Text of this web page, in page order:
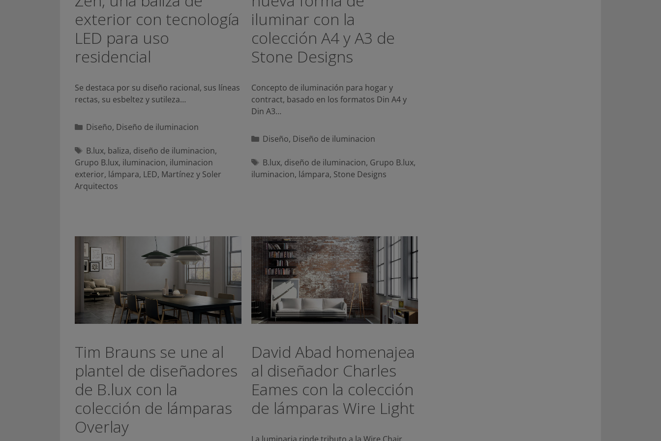
exterior con tecnología
LED para uso
residencial
Se destaca por su diseño racional, sus líneas
rectas, su esbeltez y sutileza…
Categorías
Diseño, Diseño de iluminacion
Etiquetas
B.lux, baliza, diseño de iluminacion,
Grupo B.lux, iluminacion, iluminacion
exterior, lámpara, LED, Martínez y Soler
Arquitectos
iluminar con la
colección A4 y A3 de
Stone Designs
Concepto de iluminación para hogar y
contract, basado en los formatos Din A4 y
Din A3…
Categorías
Diseño, Diseño de iluminacion
Etiquetas
B.lux, diseño de iluminacion, Grupo B.lux,
iluminacion, lámpara, Stone Designs
Tim Brauns se une al
plantel de diseñadores
de B.lux con la
colección de lámparas
Overlay
David Abad homenajea
al diseñador Charles
Eames con la colección
de lámparas Wire Light